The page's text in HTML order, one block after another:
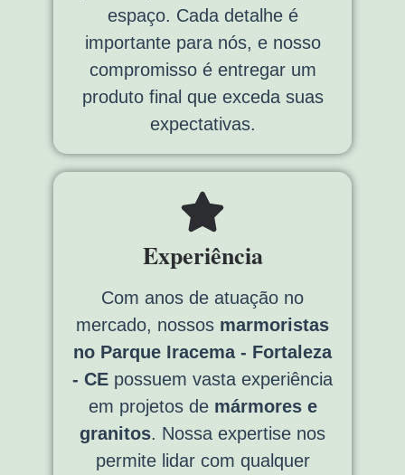
espaço. Cada detalhe é
importante para nós, e nosso
compromisso é entregar um
produto final que exceda suas
expectativas.
Experiência
Com anos de atuação no
mercado, nossos marmoristas
no Parque Iracema - Fortaleza
- CE possuem vasta experiência
em projetos de mármores e
granitos. Nossa expertise nos
permite lidar com qualquer